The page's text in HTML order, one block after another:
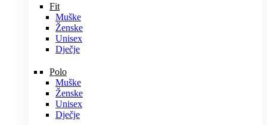
Fit
Muške
Ženske
Unisex
Dječje
Polo
Muške
Ženske
Unisex
Dječje